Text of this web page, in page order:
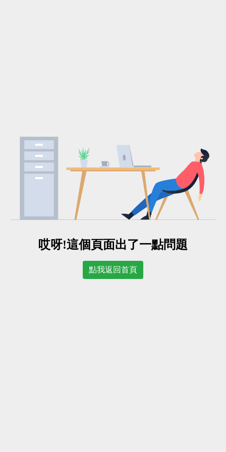
哎呀!這個頁面出了一點問題
點我返回首頁